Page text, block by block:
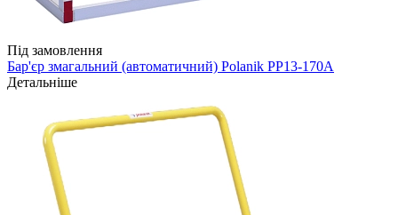
Під замовлення
Бар'єр змагальний (автоматичний) Polanik PP13-170A
Детальніше